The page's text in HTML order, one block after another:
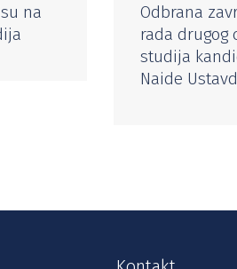
na
Odbrana
rada drugog
studija
Naide